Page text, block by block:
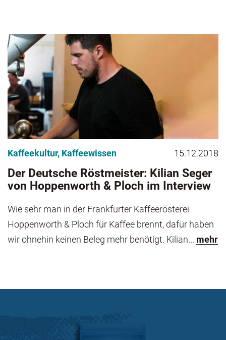
Kaffeekultur, Kaffeewissen 15.12.2018
Der Deutsche Röstmeister: Kilian Seger
von Hoppenworth & Ploch im Interview
Wie sehr man in der Frankfurter Kaffeerösterei
Hoppenworth & Ploch für Kaffee brennt, dafür haben
wir ohnehin keinen Beleg mehr benötigt. Kilian... mehr